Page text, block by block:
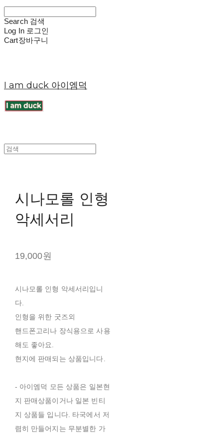
Search 검색
Log In 로그인
Cart장바구니
I am duck 아이엠덕
시나모롤 인형
악세서리
19,000원
시나모롤 인형 악세서리입니
다.
인형을 위한 굿즈외
핸드폰고리나 장식용으로 사용
해도 좋아요.
현지에 판매되는 상품입니다.
- 아이엠덕 모든 상품은 일본현
지 판매상품이거나 일본 빈티
지 상품들 입니다. 타국에서 저
렴히 만들어지는 무분별한 가